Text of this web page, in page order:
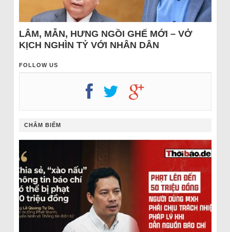
LÂM, MẪN, HƯNG NGỒI GHẾ MỚI – VỞ
KỊCH NGHÌN TỶ VỚI NHÂN DÂN
FOLLOW US
CHÂM BIẾM